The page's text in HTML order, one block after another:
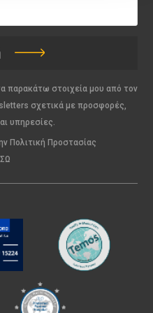
παρακάτω στοιχεία μου από τον
σχετικά με προσφορές,
υπηρεσίες.
Πολιτική Προστασίας